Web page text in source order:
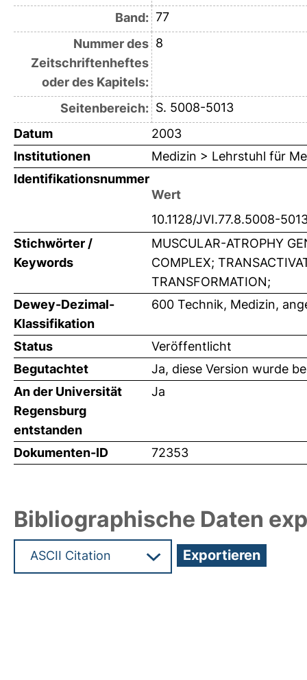
Band: 77
Nummer des
Zeitschriftenheftes
oder des Kapitels:
8
Seitenbereich: S. 5008-5013
Datum
2003
Institutionen
Medizin > Lehrstuhl für
Identifikationsnummer
Wert
10.1128/JVI.77.8.5008-
Stichwörter /
Keywords
MUSCULAR-ATROPHY
COMPLEX;
TRANSFORMATION;
Dewey-Dezimal-
Klassifikation
600 Technik, Medizin,
Status
Veröffentlicht
Begutachtet
Ja, diese Version wurde
An der Universität
Regensburg
entstanden
Ja
Dokumenten-ID 72353
Bibliographische Daten